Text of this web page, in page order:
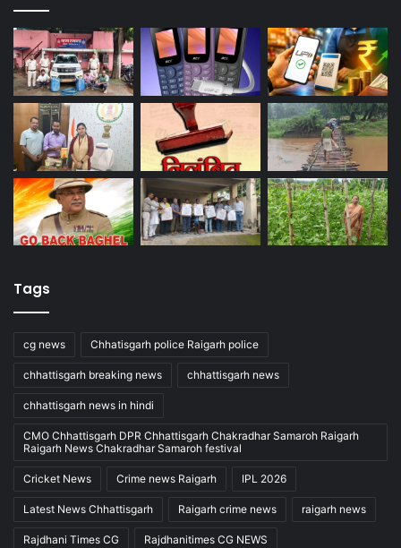
Tags
cg news Chhatisgarh police Raigarh police
chhattisgarh breaking news chhattisgarh news
chhattisgarh news in hindi
CMO Chhattisgarh DPR Chhattisgarh Chakradhar Samaroh Raigarh
Raigarh News Chakradhar Samaroh festival
Cricket News Crime news Raigarh IPL 2026
Latest News Chhattisgarh Raigarh crime news raigarh news
Rajdhani Times CG Rajdhanitimes CG NEWS